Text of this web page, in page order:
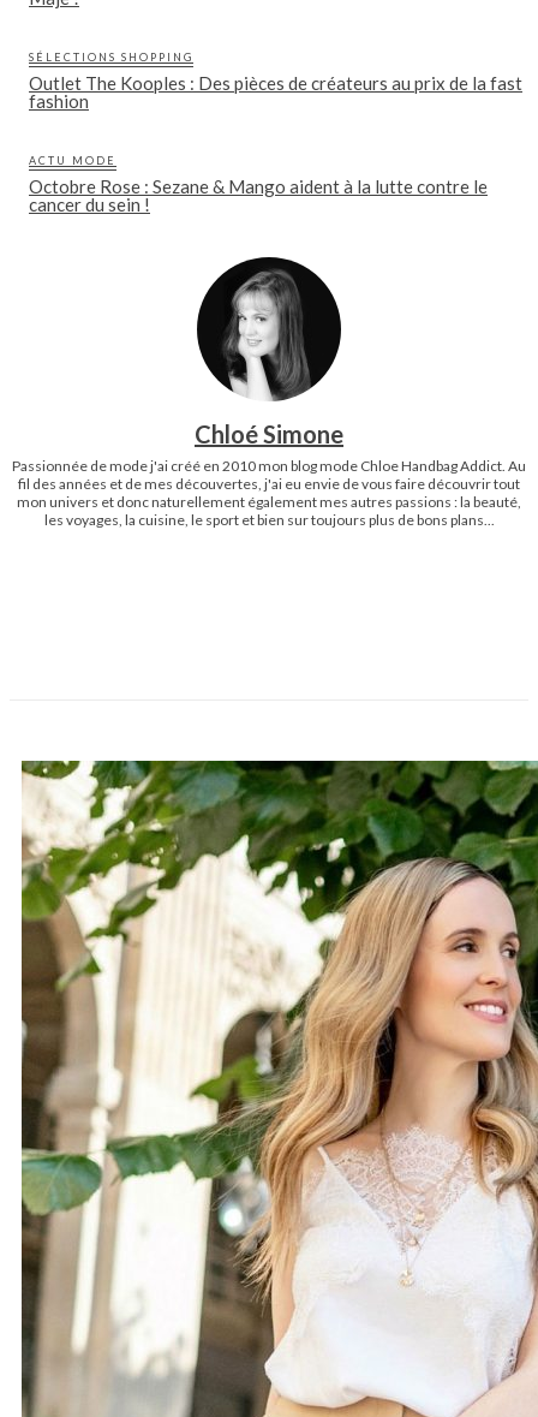
SÉLECTIONS SHOPPING
Outlet The Kooples : Des pièces de créateurs au prix de la fast
fashion
ACTU MODE
Octobre Rose : Sezane & Mango aident à la lutte contre le
cancer du sein !
Chloé Simone
Passionnée de mode j'ai créé en 2010 mon blog mode Chloe Handbag Addict. Au
fil des années et de mes découvertes, j'ai eu envie de vous faire découvrir tout
mon univers et donc naturellement également mes autres passions : la beauté,
les voyages, la cuisine, le sport et bien sur toujours plus de bons plans...